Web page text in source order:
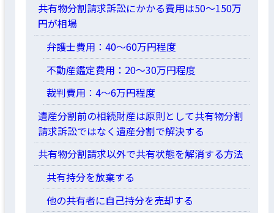
共有物分割請求訴訟にかかる費用は50～150万
円が相場
弁護士費用：40～60万円程度
不動産鑑定費用：20～30万円程度
裁判費用：4～6万円程度
遺産分割前の相続財産は原則として共有物分割
請求訴訟ではなく遺産分割で解決する
共有物分割請求以外で共有状態を解消する方法
共有持分を放棄する
他の共有者に自己持分を売却する